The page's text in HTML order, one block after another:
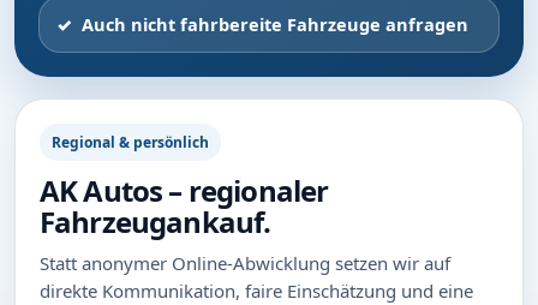
Auch nicht fahrbereite Fahrzeuge anfragen
Regional & persönlich
AK Autos – regionaler
Fahrzeugankauf.
Statt anonymer Online-Abwicklung setzen wir auf
direkte Kommunikation, faire Einschätzung und eine